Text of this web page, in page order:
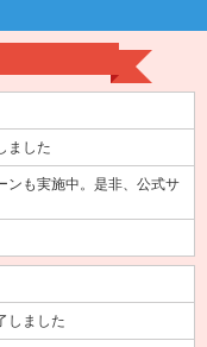
ました
ンも実施中。是非、公式サ
しました